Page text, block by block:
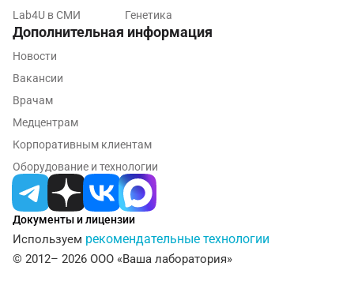
Омск
Оренбург
Пенза
Пермь
Петрозаводск
Подольск
Документы и лицензии
Используем рекомендательные технологии
© 2012– 2026 ООО «Ваша лаборатория»
Lab4U в СМИ
Генетика
Дополнительная информация
Новости
Вакансии
Врачам
Медцентрам
Корпоративным клиентам
Оборудование и технологии